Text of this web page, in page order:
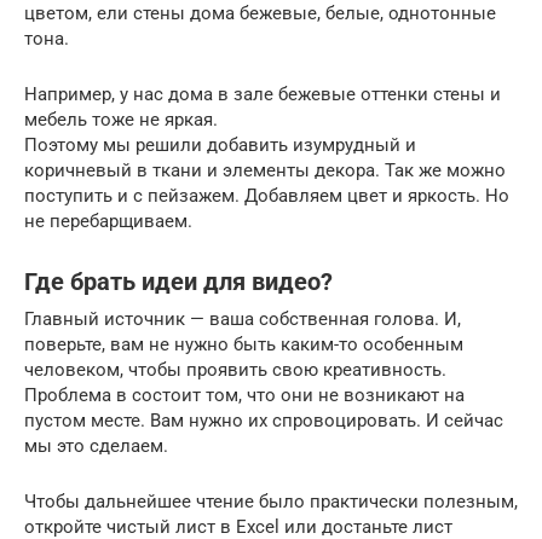
цветом, ели стены дома бежевые, белые, однотонные
тона.
Например, у нас дома в зале бежевые оттенки стены и
мебель тоже не яркая.
Поэтому мы решили добавить изумрудный и
коричневый в ткани и элементы декора. Так же можно
поступить и с пейзажем. Добавляем цвет и яркость. Но
не перебарщиваем.
Где брать идеи для видео?
Главный источник — ваша собственная голова. И,
поверьте, вам не нужно быть каким-то особенным
человеком, чтобы проявить свою креативность.
Проблема в состоит том, что они не возникают на
пустом месте. Вам нужно их спровоцировать. И сейчас
мы это сделаем.
Чтобы дальнейшее чтение было практически полезным,
откройте чистый лист в Excel или достаньте лист